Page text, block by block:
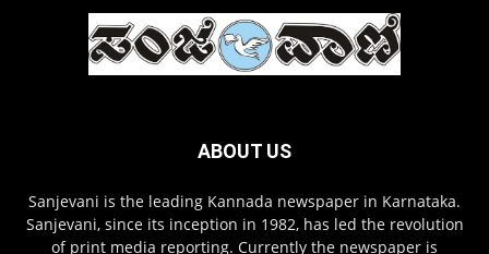
ABOUT US
Sanjevani is the leading Kannada newspaper in Karnataka.
Sanjevani, since its inception in 1982, has led the revolution
of print media reporting. Currently the newspaper is